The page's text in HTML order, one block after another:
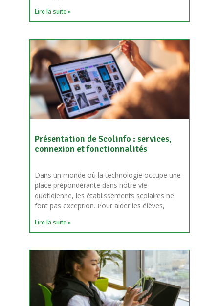
Lire la suite »
Présentation de Scolinfo : services,
connexion et fonctionnalités
Dans un monde où la technologie occupe une
place prépondérante dans notre vie
quotidienne, les établissements scolaires ne
font pas exception. Pour aider les élèves,
Lire la suite »